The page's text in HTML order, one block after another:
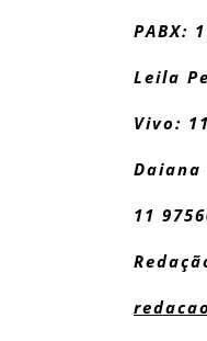
PABX:
Leila
Vivo:
11